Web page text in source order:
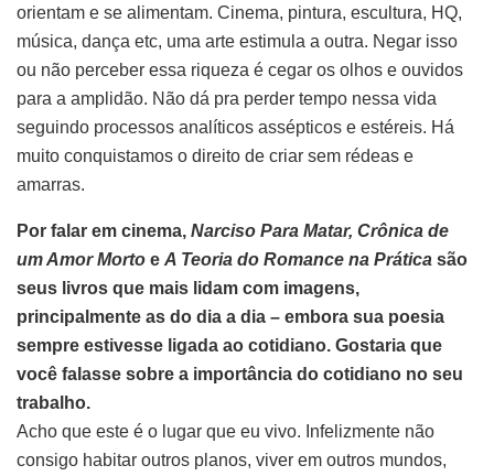
orientam e se alimentam. Cinema, pintura, escultura, HQ,
música, dança etc, uma arte estimula a outra. Negar isso
ou não perceber essa riqueza é cegar os olhos e ouvidos
para a amplidão. Não dá pra perder tempo nessa vida
seguindo processos analíticos assépticos e estéreis. Há
muito conquistamos o direito de criar sem rédeas e
amarras.
Por falar em cinema, Narciso Para Matar, Crônica de
um Amor Morto e A Teoria do Romance na Prática são
seus livros que mais lidam com imagens,
principalmente as do dia a dia – embora sua poesia
sempre estivesse ligada ao cotidiano. Gostaria que
você falasse sobre a importância do cotidiano no seu
trabalho.
Acho que este é o lugar que eu vivo. Infelizmente não
consigo habitar outros planos, viver em outros mundos,